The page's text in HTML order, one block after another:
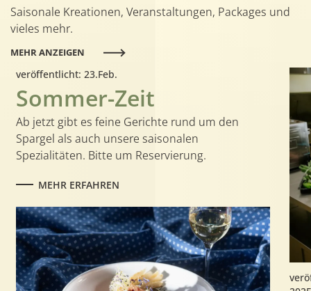
veröffentlicht: 23.Feb.
Sommer-Zeit
Ab jetzt gibt es feine Gerichte rund um den
Spargel als auch unsere saisonalen
Spezialitäten. Bitte um Reservierung.
MEHR ERFAHREN
Saisonale Kreationen, Veranstaltungen, Packages und
vieles mehr.